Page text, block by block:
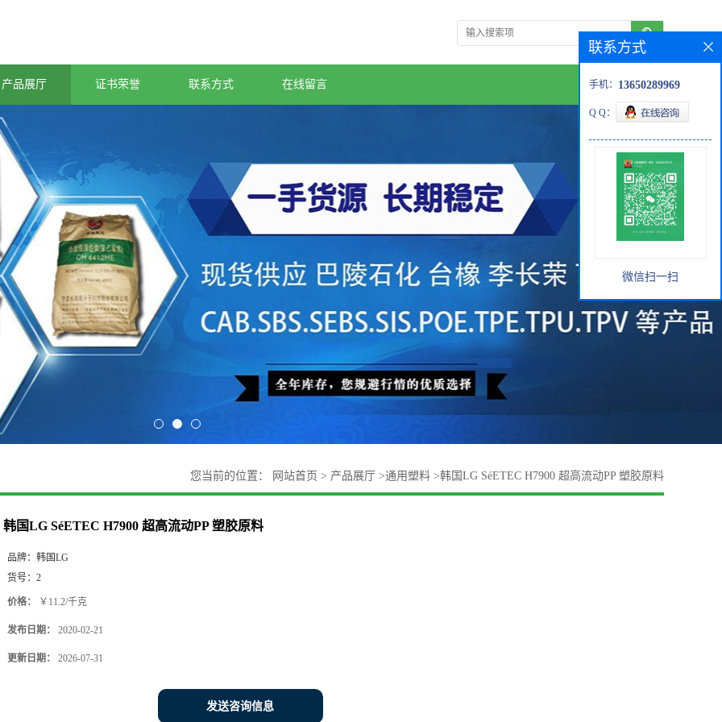
产品展厅 证书荣誉 联系方式 在线留言
您当前的位置： 网站首页 > 产品展厅 >通用塑料 >韩国LG SéETEC H7900 超高流动PP 塑胶原料
韩国LG SéETEC H7900 超高流动PP 塑胶原料
品牌： 韩国LG
货号： 2
价格： ￥11.2/千克
发布日期： 2020-02-21
更新日期： 2026-07-31
发送咨询信息
联系方式
手机： 13650289969
Q Q：
微信扫一扫